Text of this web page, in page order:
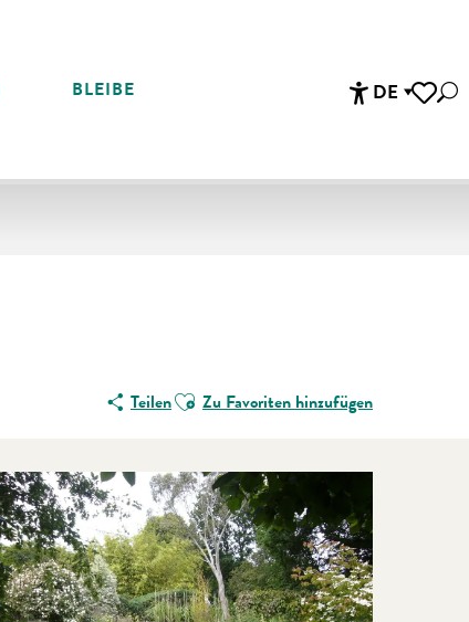
DE
BLEIBE
TeilenAjouter aux favoris
Zu Favoriten hinzufügen